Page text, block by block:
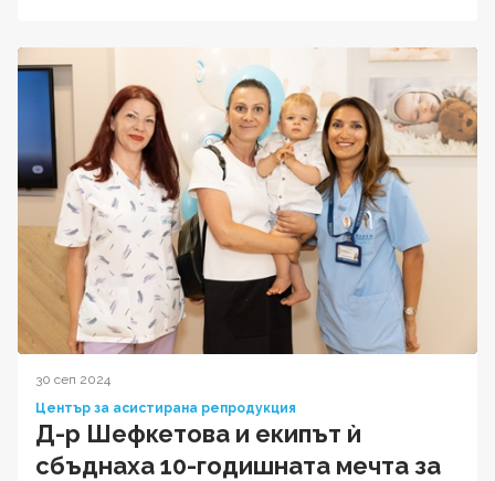
30 сеп 2024
Център за асистирана репродукция
Д-р Шефкетова и екипът ѝ
сбъднаха 10-годишната мечта за